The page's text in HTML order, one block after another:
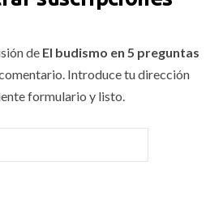
de El budismo en 5 preguntas
Introduce tu dirección
formulario y listo.